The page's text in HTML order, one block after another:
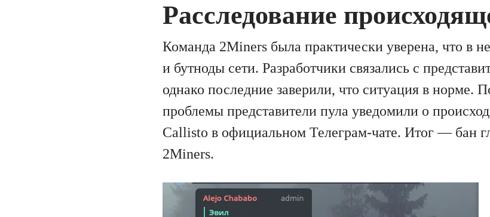
Расследование
Команда 2Miners была практически уверена, что в
и бутноды сети. Разработчики связались с
однако последние заверили, что ситуация в норме.
проблемы представители пула уведомили о
Callisto в официальном Телеграм-чате. Итог — бан
2Miners.